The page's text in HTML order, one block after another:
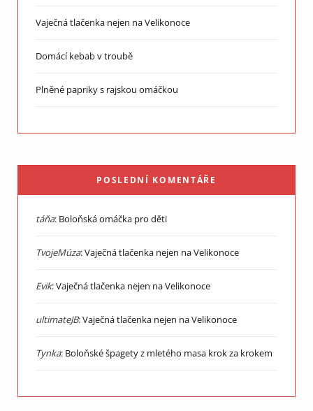
Vaječná tlačenka nejen na Velikonoce
Domácí kebab v troubě
Plněné papriky s rajskou omáčkou
POSLEDNÍ KOMENTÁŘE
táňa: Boloňská omáčka pro děti
TvojeMúza:Vaječná tlačenka nejen na Velikonoce
Evik:Vaječná tlačenka nejen na Velikonoce
ultimateJB:Vaječná tlačenka nejen na Velikonoce
Tynka: Boloňské špagety z mletého masa krok za krokem